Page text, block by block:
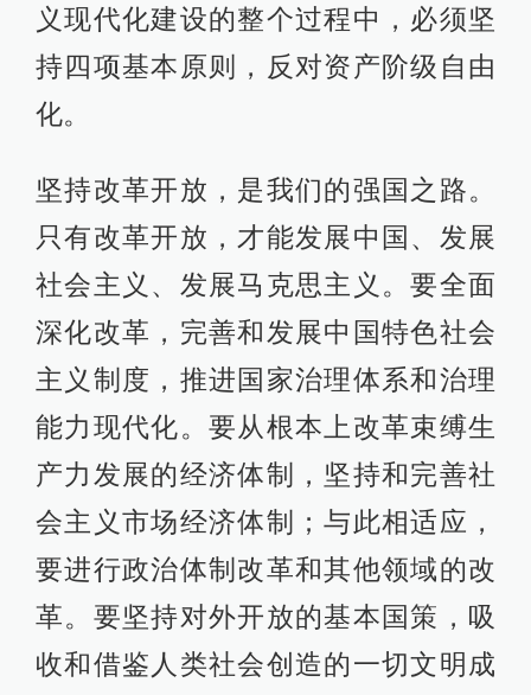
义现代化建设的整个过程中，必须坚
持四项基本原则，反对资产阶级自由
化。
坚持改革开放，是我们的强国之路。
只有改革开放，才能发展中国、发展
社会主义、发展马克思主义。要全面
深化改革，完善和发展中国特色社会
主义制度，推进国家治理体系和治理
能力现代化。要从根本上改革束缚生
产力发展的经济体制，坚持和完善社
会主义市场经济体制；与此相适应，
要进行政治体制改革和其他领域的改
革。要坚持对外开放的基本国策，吸
收和借鉴人类社会创造的一切文明成